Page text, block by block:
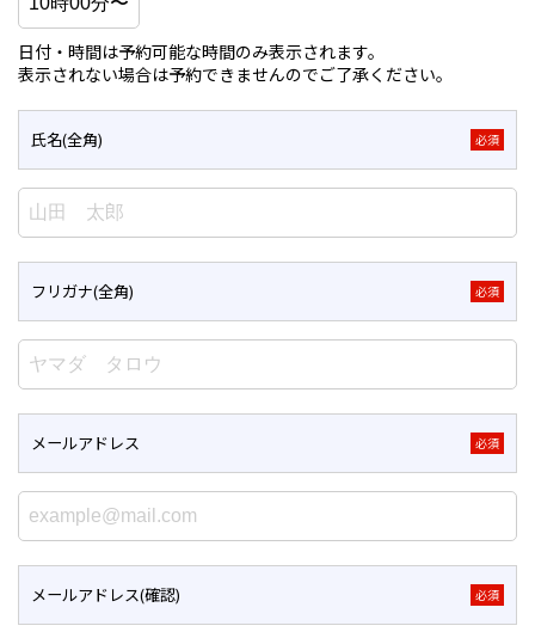
日付・時間は予約可能な時間のみ表示されます。
表示されない場合は予約できませんのでご了承ください。
氏名(全角) 必須
フリガナ(全角) 必須
メールアドレス 必須
メールアドレス(確認) 必須